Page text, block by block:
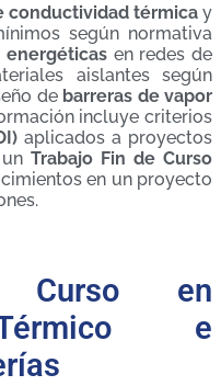
conductividad térmica y
según normativa
energéticasen redes de
aislantes según
de barreras de vapor
incluye criterios
aplicados a proyectos
Trabajo Fin de Curso
en un proyecto
Curso en
e